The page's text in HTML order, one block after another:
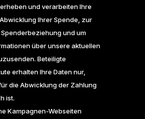
und verarbeiten Ihre
Ihrer Spende, zur
und um
über unsere aktuellen
Beteiligte
erhalten Ihre Daten nur,
die Abwicklung der Zahlung
ist.
Kampagnen-Webseiten